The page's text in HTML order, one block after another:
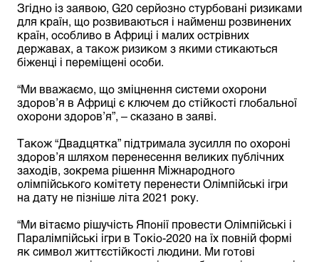
Згідно із заявою, G20 серйозно стурбовані ризиками
для країн, що розвиваються і найменш розвинених
країн, особливо в Африці і малих острівних
державах, а також ризиком з якими стикаються
біженці і переміщені особи.
“Ми вважаємо, що зміцнення системи охорони
здоров’я в Африці є ключем до стійкості глобальної
охорони здоров’я”, – сказано в заяві.
Також “Двадцятка” підтримала зусилля по охороні
здоров’я шляхом перенесення великих публічних
заходів, зокрема рішення Міжнародного
олімпійського комітету перенести Олімпійські ігри
на дату не пізніше літа 2021 року.
“Ми вітаємо рішучість Японії провести Олімпійські і
Паралімпійські ігри в Токіо-2020 на їх повній формі
як символ життєстійкості людини. Ми готові